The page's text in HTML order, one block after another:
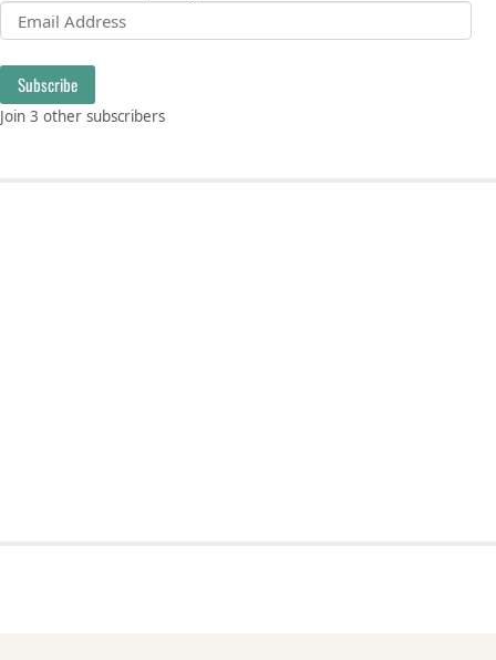
Email Address
Subscribe
Join 3 other subscribers